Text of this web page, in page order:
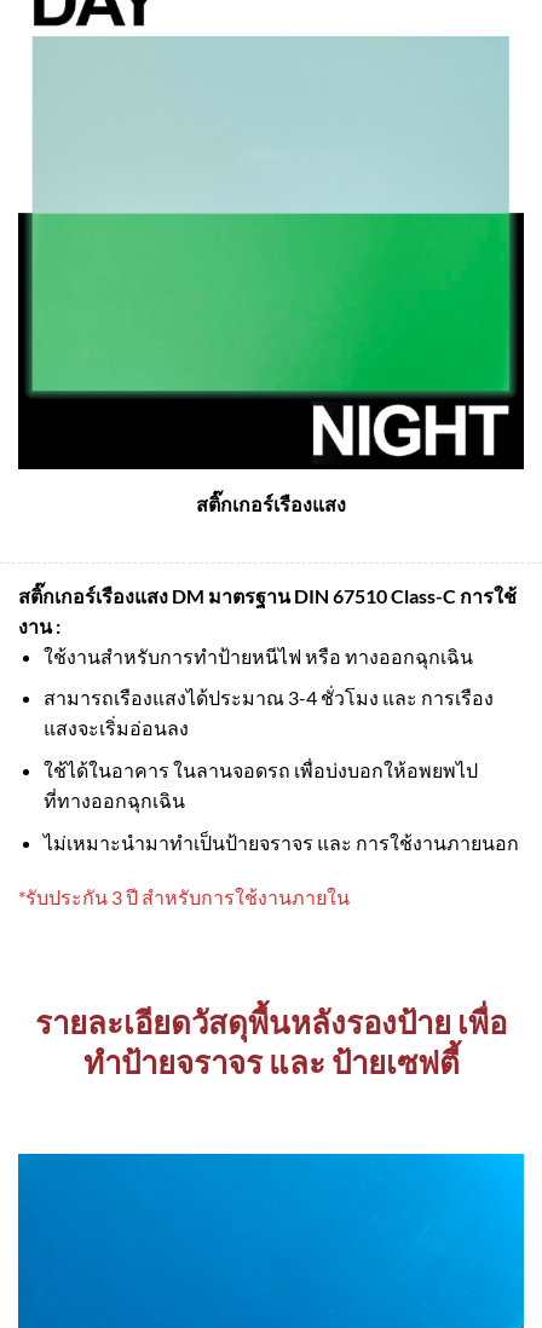
สติ๊กเกอร์เรืองแสง
สติ๊กเกอร์เรืองแสง DM มาตรฐาน DIN 67510 Class-C การใช้
งาน :
ใช้งานสำหรับการทำป้ายหนีไฟ หรือ ทางออกฉุกเฉิน
สามารถเรืองแสงได้ประมาณ 3-4 ชั่วโมง และ การเรือง
แสงจะเริ่มอ่อนลง
ใช้ได้ในอาคาร ในลานจอดรถ เพื่อบ่งบอกให้อพยพไป
ที่ทางออกฉุกเฉิน
ไม่เหมาะนำมาทำเป็นป้ายจราจร และ การใช้งานภายนอก
*รับประกัน 3 ปี สำหรับการใช้งานภายใน
รายละเอียดวัสดุพื้นหลังรองป้าย เพื่อ
ทำป้ายจราจร และ ป้ายเซฟตี้